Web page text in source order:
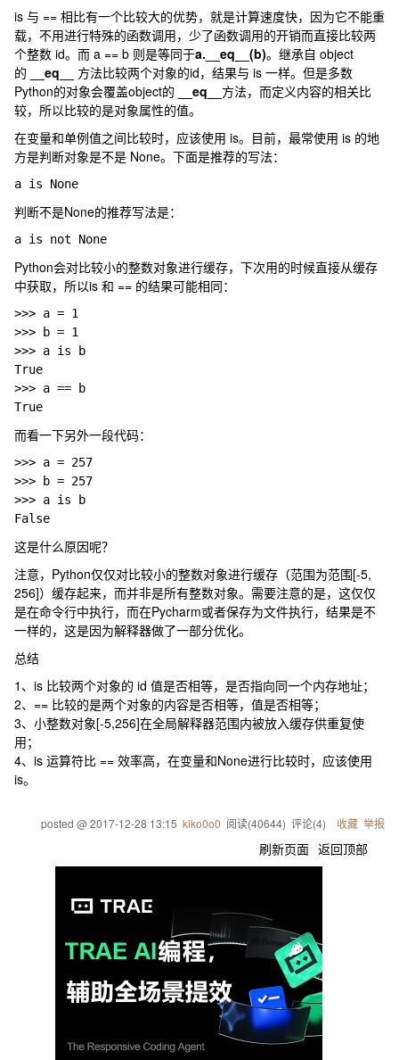
is 与 == 相比有一个比较大的优势，就是计算速度快，因为它不能重
载，不用进行特殊的函数调用，少了函数调用的开销而直接比较两
个整数 id。而 a == b 则是等同于a.__eq__(b)。继承自 object
的
__eq__
方法比较两个对象的id，结果与 is 一样。但是多数
Python的对象会覆盖object的
__eq
方法，而定义内容的相关比
较，所以比较的是对象属性的值。
在变量和单例值之间比较时，应该使用 is。目前，最常使用 is 的地
方是判断对象是不是 None。下面是推荐的写法：
a is None
判断不是None的推荐写法是：
a is not None
Python会对比较小的整数对象进行缓存，下次用的时候直接从缓存
中获取，所以is 和 == 的结果可能相同：
>>> a = 1
>>> b = 1
>>> a is b
True
>>> a == b
True
而看一下另外一段代码：
>>> a = 257
>>> b = 257
>>> a is b
False
这是什么原因呢？
注意，Python仅仅对比较小的整数对象进行缓存（范围为范围[-5,
256]）缓存起来，而并非是所有整数对象。需要注意的是，这仅仅
是在命令行中执行，而在Pycharm或者保存为文件执行，结果是不
一样的，这是因为解释器做了一部分优化。
总结
1、is 比较两个对象的 id 值是否相等，是否指向同一个内存地址；
2、== 比较的是两个对象的内容是否相等，值是否相等；
3、小整数对象[-5,256]在全局解释器范围内被放入缓存供重复使
用；
4、is 运算符比 == 效率高，在变量和None进行比较时，应该使用
is。
posted @2017-12-28 13:15 kiko0o0 阅读(40644) 评论(4) 收藏 举报
刷新页面 返回顶部